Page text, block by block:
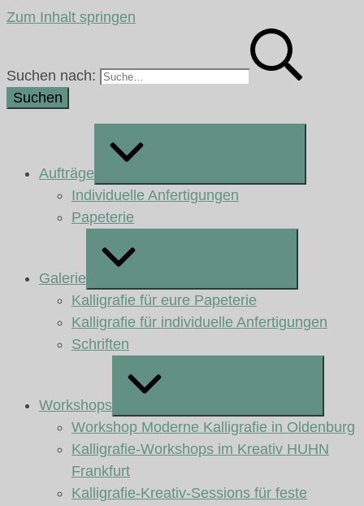
Zum Inhalt springen
Suchen nach:
Aufträge
Individuelle Anfertigungen
Papeterie
Galerie
Kalligrafie für eure Papeterie
Kalligrafie für individuelle Anfertigungen
Schriften
Workshops
Workshop Moderne Kalligrafie in Oldenburg
Kalligrafie-Workshops im Kreativ HUHN
Frankfurt
Kalligrafie-Kreativ-Sessions für feste